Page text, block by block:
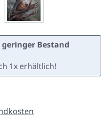
Bestand
1x erhältlich!